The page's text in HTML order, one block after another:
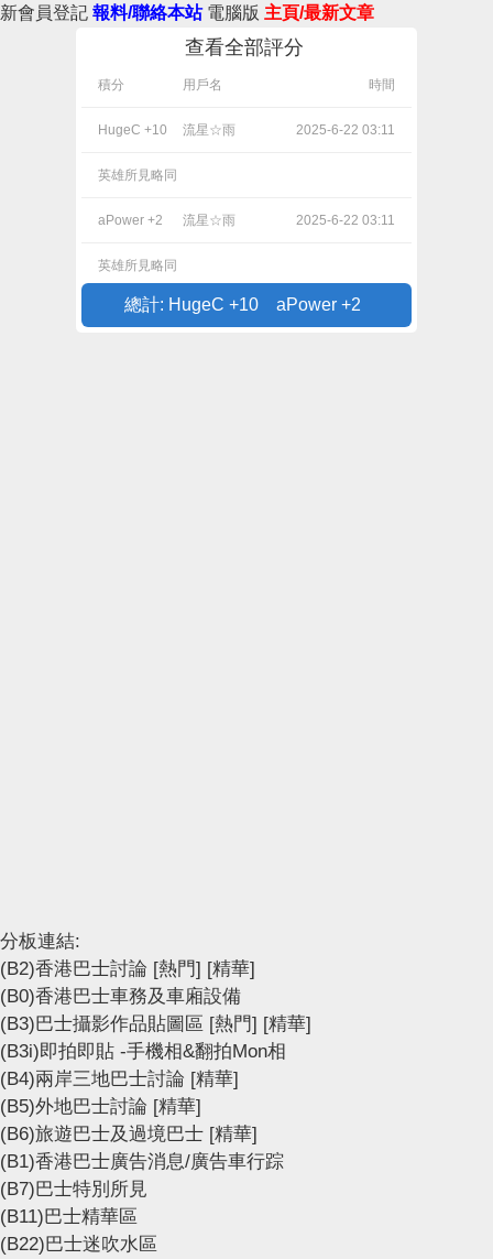
新會員登記 報料/聯絡本站 電腦版 主頁/最新文章
查看全部評分
積分 用戶名 時間
HugeC +10 流星☆雨 2025-6-22 03:11
英雄所見略同
aPower +2 流星☆雨 2025-6-22 03:11
英雄所見略同
總計: HugeC +10 aPower +2
分板連結:
(B2)香港巴士討論 [熱門] [精華]
(B0)香港巴士車務及車廂設備
(B3)巴士攝影作品貼圖區 [熱門] [精華]
(B3i)即拍即貼 -手機相&翻拍Mon相
(B4)兩岸三地巴士討論 [精華]
(B5)外地巴士討論 [精華]
(B6)旅遊巴士及過境巴士 [精華]
(B1)香港巴士廣告消息/廣告車行踪
(B7)巴士特別所見
(B11)巴士精華區
(B22)巴士迷吹水區